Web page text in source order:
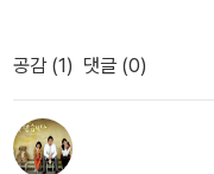
배신감이 드는 것도 어쩔
라는 것은 모두 이런 식으
은 사건도 누군가 인수분
가야. 범인을 비난하고 분
고 구리하시 히로미는 기
잖아?''더 심한 범죄? 더
것? 그런 건 아무 의미도
야.'-203쪽'모든 피해자에
공감 (1) 댓글 (0)